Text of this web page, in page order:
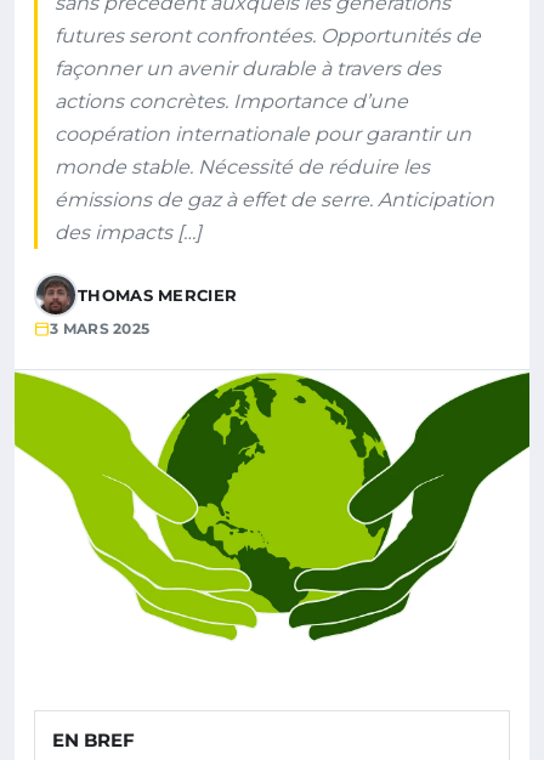
futures seront confrontées. Opportunités de
façonner un avenir durable à travers des
actions concrètes. Importance d’une
coopération internationale pour garantir un
monde stable. Nécessité de réduire les
émissions de gaz à effet de serre. Anticipation
des impacts […]
THOMAS MERCIER
3 MARS 2025
EN BREF